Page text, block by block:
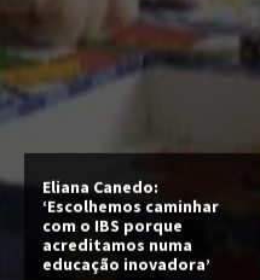
Eliana Canedo:
‘Escolhemos caminhar
com o IBS porque
acreditamos numa
educação inovadora’